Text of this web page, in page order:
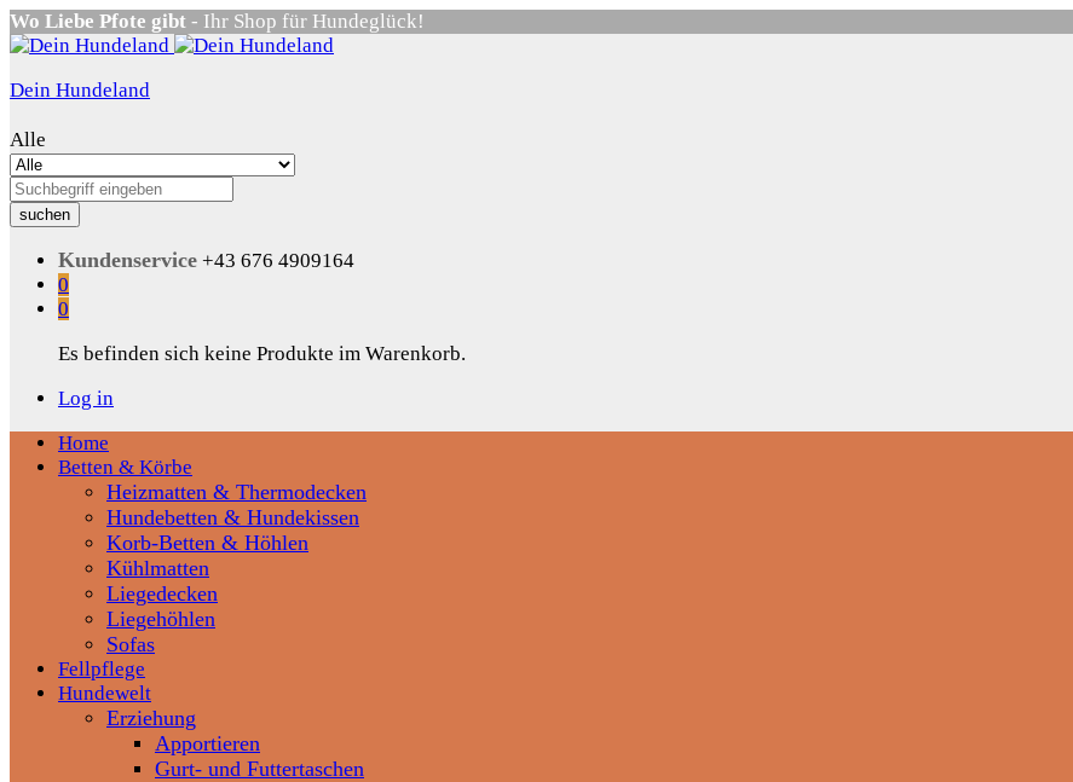
Wo Liebe Pfote gibt - Ihr Shop für Hundeglück!
Dein Hundeland
Alle
suchen
Kundenservice +43 676 4909164
0
0
Es befinden sich keine Produkte im Warenkorb.
Log in
Home
Betten & Körbe
Heizmatten & Thermodecken
Hundebetten & Hundekissen
Korb-Betten & Höhlen
Kühlmatten
Liegedecken
Liegehöhlen
Sofas
Fellpflege
Hundewelt
Erziehung
Apportieren
Gurt- und Futtertaschen